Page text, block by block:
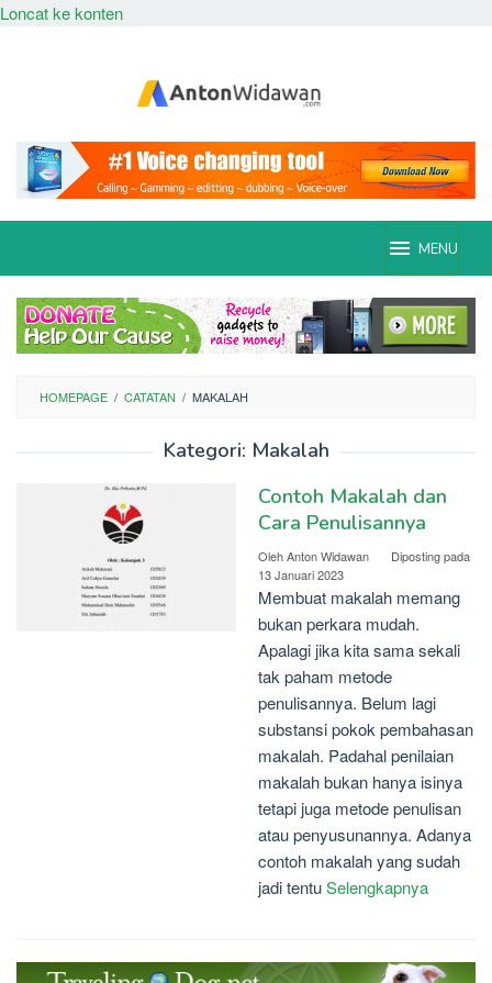
Loncat ke konten
MENU
HOMEPAGE / CATATAN / MAKALAH
Kategori: Makalah
Contoh Makalah dan
Cara Penulisannya
OlehAnton Widawan
Diposting pada
13 Januari 2023
Membuat makalah memang
bukan perkara mudah.
Apalagi jika kita sama sekali
tak paham metode
penulisannya. Belum lagi
substansi pokok pembahasan
makalah. Padahal penilaian
makalah bukan hanya isinya
tetapi juga metode penulisan
atau penyusunannya. Adanya
contoh makalah yang sudah
jadi tentuSelengkapnya